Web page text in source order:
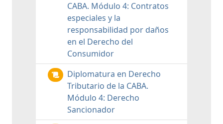
CABA. Módulo 4: Contratos
especiales y la
responsabilidad por daños
en el Derecho del
Consumidor
Diplomatura en Derecho
Tributario de la CABA.
Módulo 4: Derecho
Sancionador